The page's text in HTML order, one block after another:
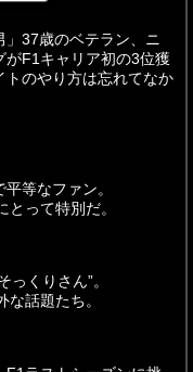
」37歳のベテラン、ニ
がF1キャリア初の3位獲
トのやり方は忘れてなか
等なファン。
って特別だ。
っくりさん”。
な話題たち。